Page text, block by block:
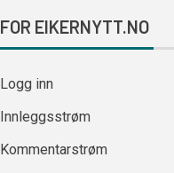
FOR EIKERNYTT.NO
Logg inn
Innleggsstrøm
Kommentarstrøm